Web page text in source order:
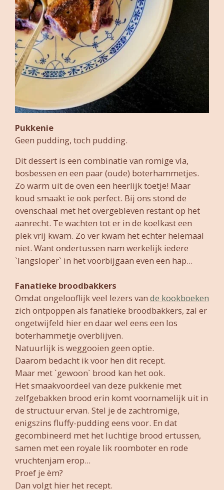
Pukkenie
Geen pudding, toch pudding.
Dit dessert is een combinatie van romige vla,
bosbessen en een paar (oude) boterhammetjes.
Zo warm uit de oven een heerlijk toetje! Maar
koud smaakt ìe ook perfect. Bij ons stond de
ovenschaal met het overgebleven restant op het
aanrecht. Te wachten tot er in de koelkast een
plek vrij kwam. Zo ver kwam het echter helemaal
niet. Want ondertussen nam werkelijk iedere
`langsloper` in het voorbijgaan even een hap...
Fanatieke broodbakkers
Omdat ongelooflijk veel lezers van de kookboeken
zich ontpoppen als fanatieke broodbakkers, zal er
ongetwijfeld hier en daar wel eens een los
boterhammetje overblijven.
Natuurlijk is weggooien geen optie.
Daarom bedacht ik voor hen dit recept.
Maar met `gewoon` brood kan het ook.
Het smaakvoordeel van deze pukkenie met
zelfgebakken brood erin komt voornamelijk uit in
de structuur ervan. Stel je de zachtromige,
enigszins fluffy-pudding eens voor. En dat
gecombineerd met het luchtige brood ertussen,
samen met een royale lik roomboter en rode
vruchtenjam erop...
Proef je èm?
Dan volgt hier het recept.